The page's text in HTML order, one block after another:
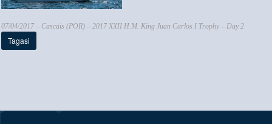
07/04/2017 – Cascais (POR) – 2017 XXII H.M. King Juan Carlos I Trophy – Day 2
Tagasi